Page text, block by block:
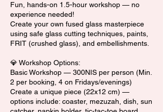
Fun, hands-on 1.5-hour workshop — no
experience needed!
Create your own fused glass masterpiece
using safe glass cutting techniques, paints,
FRIT (crushed glass), and embellishments.
💎 Workshop Options:
Basic Workshop — 300NIS per person (Min.
2 per booking, 4 on Fridays/evenings)
Create a unique piece (22x12 cm) —
options include: coaster, mezuzah, dish, sun